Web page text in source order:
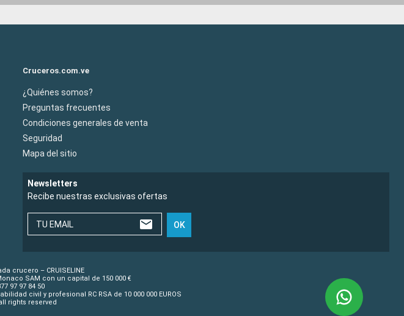
Cruceros.com.ve
¿Quiénes somos?
Preguntas frecuentes
Condiciones generales de venta
Seguridad
Mapa del sitio
Newsletters
Recibe nuestras exclusivas ofertas
TU EMAIL OK
crucero – CRUISELINE
SAM con un capital de 150 000 €
97 97 84 50
civil y profesional RC RSA de 10 000 000 EUROS
rights reserved